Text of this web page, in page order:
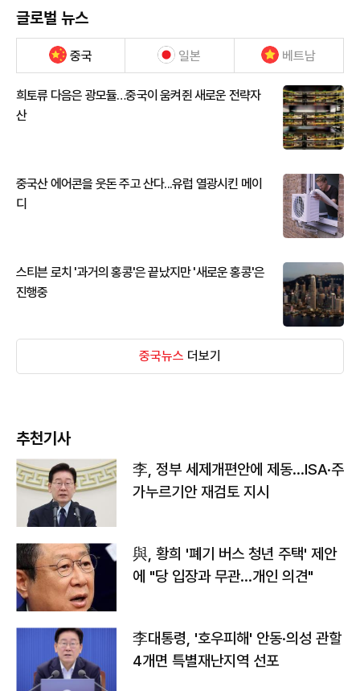
글로벌 뉴스
중국 일본 베트남
희토류 다음은 광모듈…중국이 움켜쥔 새로운 전략자
산
중국산 에어콘을 웃돈 주고 산다...유럽 열광시킨 메이
디
스티븐 로치 '과거의 홍콩'은 끝났지만 '새로운 홍콩'은
진행중
중국뉴스 더보기
추천기사
李, 정부 세제개편안에 제동…ISA·주
가누르기안 재검토 지시
與, 황희 '폐기 버스 청년 주택' 제안
에 "당 입장과 무관…개인 의견"
李대통령, '호우피해' 안동·의성 관할
4개면 특별재난지역 선포